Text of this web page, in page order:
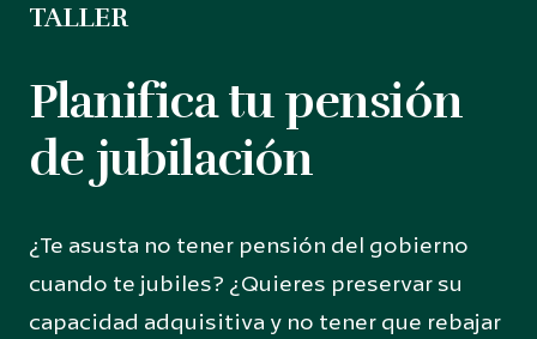
TALLER
Planifica tu pensión
de jubilación
¿Te asusta no tener pensión del gobierno
cuando te jubiles? ¿Quieres preservar su
capacidad adquisitiva y no tener que rebajar